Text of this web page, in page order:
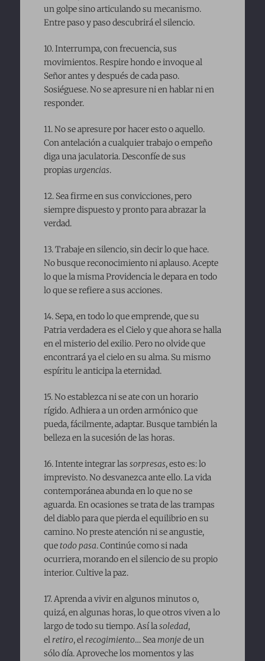
un golpe sino articulando su mecanismo.
Entre paso y paso descubrirá el silencio.
10. Interrumpa, con frecuencia, sus
movimientos. Respire hondo e invoque al
Señor antes y después de cada paso.
Sosiéguese. No se apresure ni en hablar ni en
responder.
11. No se apresure por hacer esto o aquello.
Con antelación a cualquier trabajo o empeño
diga una jaculatoria. Desconfíe de sus
propias urgencias.
12. Sea firme en sus convicciones, pero
siempre dispuesto y pronto para abrazar la
verdad.
13. Trabaje en silencio, sin decir lo que hace.
No busque reconocimiento ni aplauso. Acepte
lo que la misma Providencia le depara en todo
lo que se refiere a sus acciones.
14. Sepa, en todo lo que emprende, que su
Patria verdadera es el Cielo y que ahora se halla
en el misterio del exilio. Pero no olvide que
encontrará ya el cielo en su alma. Su mismo
espíritu le anticipa la eternidad.
15. No establezca ni se ate con un horario
rígido. Adhiera a un orden armónico que
pueda, fácilmente, adaptar. Busque también la
belleza en la sucesión de las horas.
16. Intente integrar las sorpresas, esto es: lo
imprevisto. No desvanezca ante ello. La vida
contemporánea abunda en lo que no se
aguarda. En ocasiones se trata de las trampas
del diablo para que pierda el equilibrio en su
camino. No preste atención ni se angustie,
que todo pasa. Continúe como si nada
ocurriera, morando en el silencio de su propio
interior. Cultive la paz.
17. Aprenda a vivir en algunos minutos o,
quizá, en algunas horas, lo que otros viven a lo
largo de todo su tiempo. Así lasoledad,
el retiro, el recogimiento… Seamonjede un
sólo día. Aproveche los momentos y las